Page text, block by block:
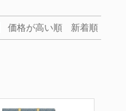
価格が高い順 新着順